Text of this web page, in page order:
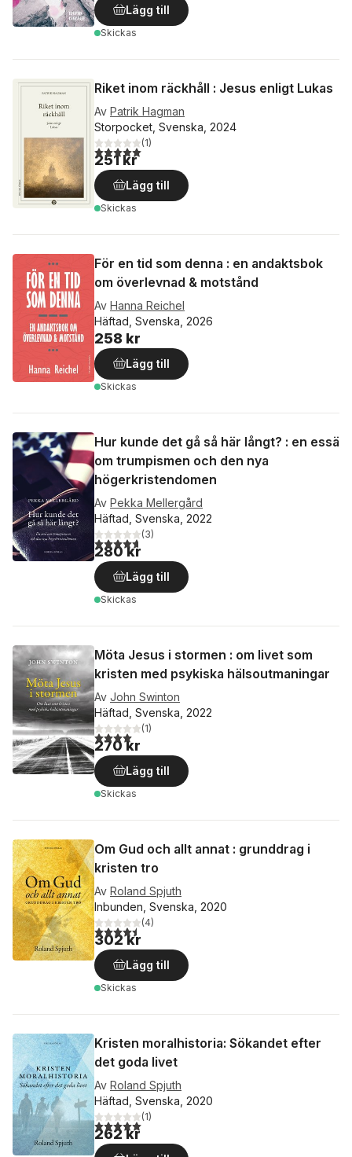
Lägg till
Skickas
Riket inom räckhåll : Jesus enligt Lukas
Av Patrik Hagman
Storpocket, Svenska, 2024
5,0utav 5 stjärnor. Totalt antal röster:
(1)
251 kr
Lägg till
Skickas
För en tid som denna : en andaktsbok
om överlevnad & motstånd
Av Hanna Reichel
Häftad, Svenska, 2026
258 kr
Lägg till
Skickas
Hur kunde det gå så här långt? : en essä
om trumpismen och den nya
högerkristendomen
Av Pekka Mellergård
Häftad, Svenska, 2022
4,7utav 5 stjärnor. Totalt antal röster:
(3)
280 kr
Lägg till
Skickas
Möta Jesus i stormen : om livet som
kristen med psykiska hälsoutmaningar
Av John Swinton
Häftad, Svenska, 2022
4,0utav 5 stjärnor. Totalt antal röster:
(1)
270 kr
Lägg till
Skickas
Om Gud och allt annat : grunddrag i
kristen tro
Av Roland Spjuth
Inbunden, Svenska, 2020
4,5utav 5 stjärnor. Totalt antal röster:
(4)
302 kr
Lägg till
Skickas
Kristen moralhistoria: Sökandet efter
det goda livet
Av Roland Spjuth
Häftad, Svenska, 2020
5,0utav 5 stjärnor. Totalt antal röster:
(1)
262 kr